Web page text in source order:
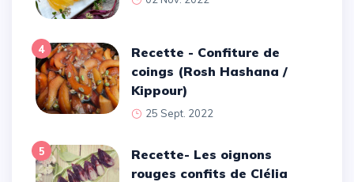
4
Recette - Confiture de
coings (Rosh Hashana /
Kippour)
25 Sept. 2022
5
Recette- Les oignons
rouges confits de Clélia